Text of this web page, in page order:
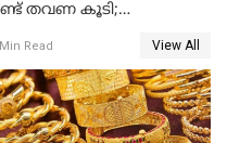
തവണ കൂടി;
Read View All